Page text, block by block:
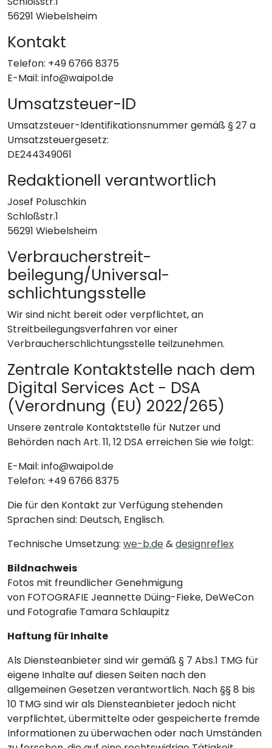
56291 Wiebelsheim
Kontakt
Telefon: +49 6766 8375
E-Mail: info@waipol.de
Umsatzsteuer-ID
Umsatzsteuer-Identifikationsnummer gemäß § 27 a
Umsatzsteuergesetz:
DE244349061
Redaktionell verantwortlich
Josef Poluschkin
Schloßstr.1
56291 Wiebelsheim
Verbraucher­streit­
beilegung/Universal­
schlichtungs­stelle
Wir sind nicht bereit oder verpflichtet, an
Streitbeilegungsverfahren vor einer
Verbraucherschlichtungsstelle teilzunehmen.
Zentrale Kontaktstelle nach dem
Digital Services Act - DSA
(Verordnung (EU) 2022/265)
Unsere zentrale Kontaktstelle für Nutzer und
Behörden nach Art. 11, 12 DSA erreichen Sie wie folgt:
E-Mail: info@waipol.de
Telefon: +49 6766 8375
Die für den Kontakt zur Verfügung stehenden
Sprachen sind: Deutsch, Englisch.
Technische Umsetzung: we-b.de&designreflex
Bildnachweis
Fotos mit freundlicher Genehmigung
von FOTOGRAFIE Jeannette Düing-Fieke, DeWeCon
und Fotografie Tamara Schlaupitz
Haftung für Inhalte
Als Diensteanbieter sind wir gemäß § 7 Abs.1 TMG für
eigene Inhalte auf diesen Seiten nach den
allgemeinen Gesetzen verantwortlich. Nach §§ 8 bis
10 TMG sind wir als Diensteanbieter jedoch nicht
verpflichtet, übermittelte oder gespeicherte fremde
Informationen zu überwachen oder nach Umständen